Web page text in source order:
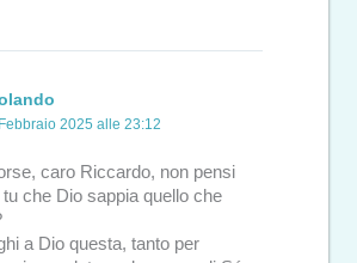
2025 alle 23:12
caro Riccardo, non pensi
che Dio sappia quello che
a Dio questa, tanto per